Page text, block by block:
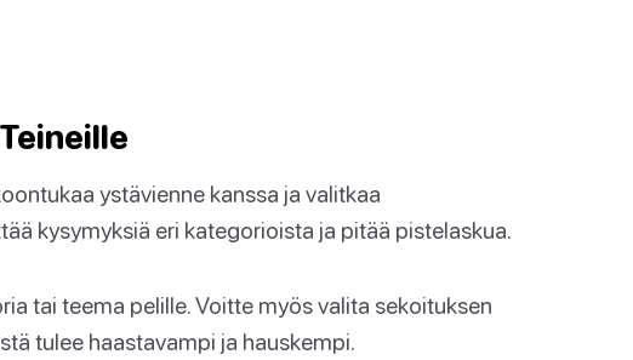
ystävienne kanssa ja valitkaa
kysymyksiä eri kategorioista ja pitää pistelaskua.
tai teema pelille. Voitte myös valita sekoituksen
tulee haastavampi ja hauskempi.